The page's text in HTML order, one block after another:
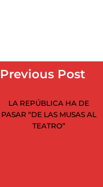
Previous Post
LA REPÚBLICA HA DE
PASAR “DE LAS MUSAS AL
TEATRO”